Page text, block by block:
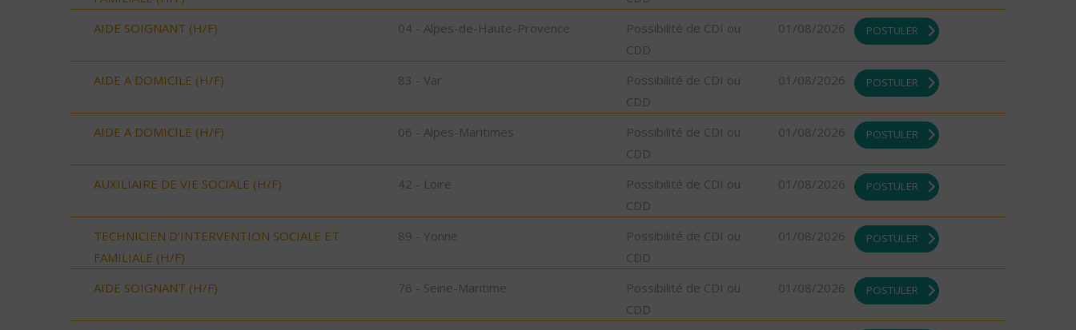
AIDE SOIGNANT (H/F) 04 - Alpes-de-Haute-Provence
Possibilité de CDI ou
CDD
01/08/2026 POSTULER
AIDE A DOMICILE (H/F) 83 - Var
Possibilité de CDI ou
CDD
01/08/2026 POSTULER
AIDE A DOMICILE (H/F) 06 - Alpes-Maritimes
Possibilité de CDI ou
CDD
01/08/2026 POSTULER
AUXILIAIRE DE VIE SOCIALE (H/F) 42 - Loire
Possibilité de CDI ou
CDD
01/08/2026 POSTULER
TECHNICIEN D’INTERVENTION SOCIALE ET
FAMILIALE (H/F)
89 - Yonne
Possibilité de CDI ou
CDD
01/08/2026 POSTULER
AIDE SOIGNANT (H/F) 76 - Seine-Maritime
Possibilité de CDI ou
CDD
01/08/2026 POSTULER